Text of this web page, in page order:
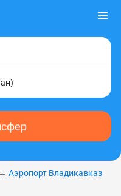
→ Аэропорт Владикавказ